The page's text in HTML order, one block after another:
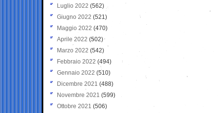
Luglio 2022 (562)
Giugno 2022 (521)
Maggio 2022 (470)
Aprile 2022 (502)
Marzo 2022 (542)
Febbraio 2022 (494)
Gennaio 2022 (510)
Dicembre 2021 (488)
Novembre 2021 (599)
Ottobre 2021 (506)